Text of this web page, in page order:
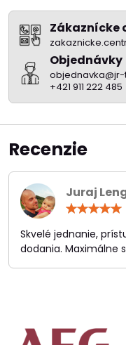
Zákaznícke
Objednávky
objednavka@jr-
+421 911 222 485
Recenzie
Juraj
Skvelé jednanie,
dodania. Maximálne